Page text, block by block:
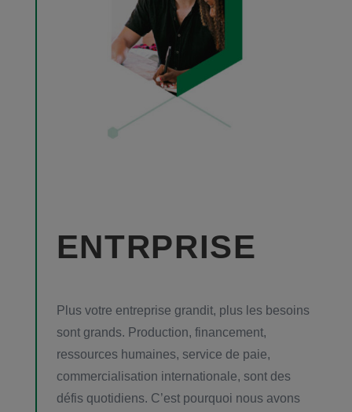
ENTRPRISE
Plus votre entreprise grandit, plus les besoins
sont grands. Production, financement,
ressources humaines, service de paie,
commercialisation internationale, sont des
défis quotidiens. C’est pourquoi nous avons